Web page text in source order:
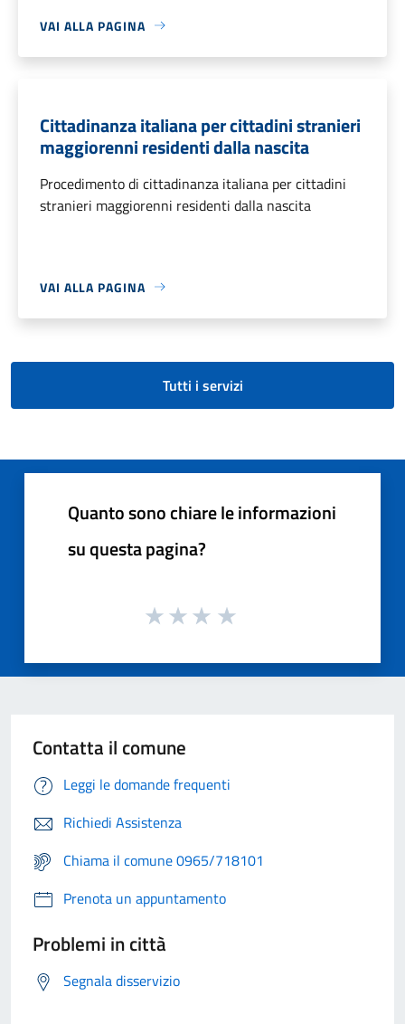
VAI ALLA PAGINA
Cittadinanza italiana per cittadini stranieri
maggiorenni residenti dalla nascita
Procedimento di cittadinanza italiana per cittadini
stranieri maggiorenni residenti dalla nascita
VAI ALLA PAGINA
Tutti i servizi
Quanto sono chiare le informazioni
su questa pagina?
Contatta il comune
Leggi le domande frequenti
Richiedi Assistenza
Chiama il comune 0965/718101
Prenota un appuntamento
Problemi in città
Segnala disservizio